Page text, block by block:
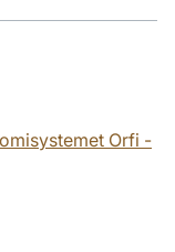
Orfi -